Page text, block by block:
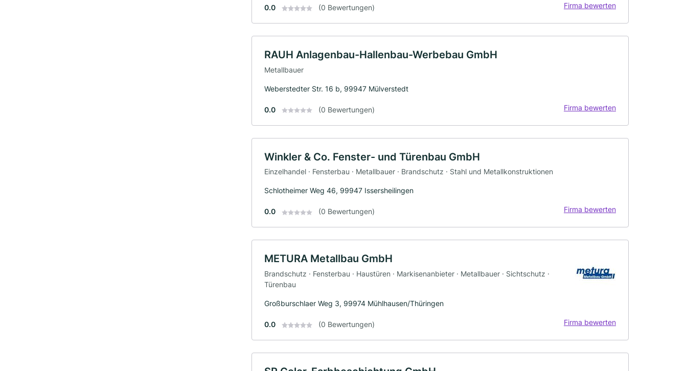
0.0 (0 Bewertungen) Firma bewerten
RAUH Anlagenbau-Hallenbau-Werbebau GmbH
Metallbauer
Weberstedter Str. 16 b, 99947 Mülverstedt
0.0 (0 Bewertungen) Firma bewerten
Winkler & Co. Fenster- und Türenbau GmbH
Einzelhandel · Fensterbau · Metallbauer · Brandschutz · Stahl und Metallkonstruktionen
Schlotheimer Weg 46, 99947 Issersheilingen
0.0 (0 Bewertungen) Firma bewerten
METURA Metallbau GmbH
Brandschutz · Fensterbau · Haustüren · Markisenanbieter · Metallbauer · Sichtschutz ·
Türenbau
Großburschlaer Weg 3, 99974 Mühlhausen/Thüringen
0.0 (0 Bewertungen) Firma bewerten